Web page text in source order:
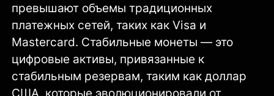
превышают объемы традиционных
платежных сетей, таких как Visa и
Mastercard. Стабильные монеты — это
цифровые активы, привязанные к
стабильным резервам, таким как доллар